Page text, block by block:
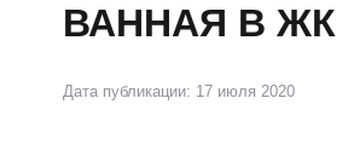
ВАННАЯ В
Дата публикации: 17 июля 2020